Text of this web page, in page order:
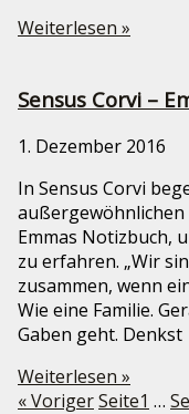
Weiterlesen »
Sensus Corvi –
1. Dezember 2016
In Sensus Corvi
außergewöhnlichen
Emmas Notizbuch,
zu erfahren. „Wir
zusammen, wenn
Wie eine Familie.
Gaben geht. Denkst
Weiterlesen »
« VorigerSeite1 …